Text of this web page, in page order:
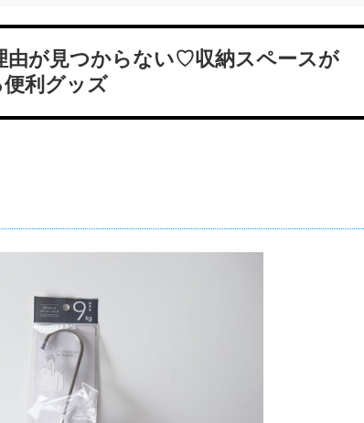
由が見つからない♡収納スペースが
利グッズ